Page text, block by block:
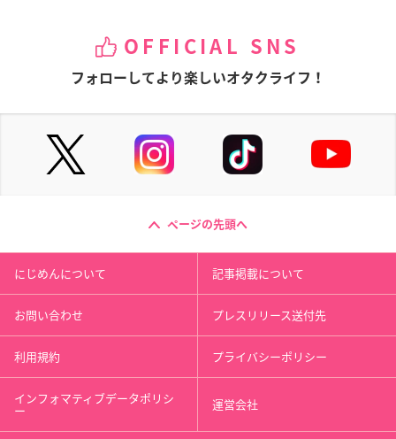
OFFICIAL SNS
フォローしてより楽しいオタクライフ！
ページの先頭へ
にじめんについて 記事掲載について
お問い合わせ プレスリリース送付先
利用規約 プライバシーポリシー
インフォマティブデータポリシ
ー 運営会社